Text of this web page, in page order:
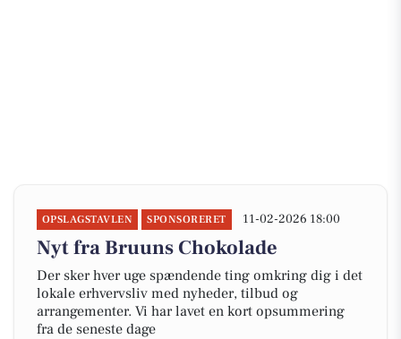
OPSLAGSTAVLEN SPONSORERET 11-02-2026 18:00
Nyt fra Bruuns Chokolade
Der sker hver uge spændende ting omkring dig i det
lokale erhvervsliv med nyheder, tilbud og
arrangementer. Vi har lavet en kort opsummering
fra de seneste dage